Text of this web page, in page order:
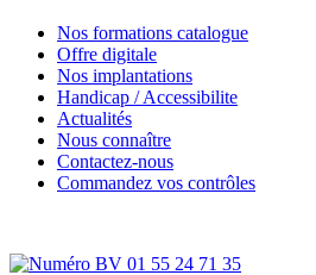
Nos formations catalogue
Offre digitale
Nos implantations
Handicap / Accessibilite
Actualités
Nous connaître
Contactez-nous
Commandez vos contrôles